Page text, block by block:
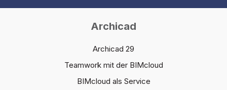
Archicad
Archicad 29
Teamwork mit der BIMcloud
BIMcloud als Service